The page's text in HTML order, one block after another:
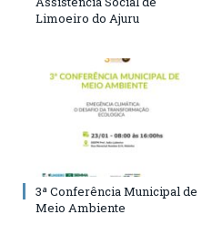
Limoeiro do Ajuru
3ª Conferência Municipal de
Meio Ambiente